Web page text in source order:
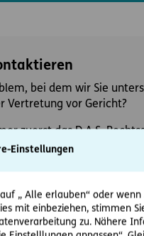
Einstellungen
„ Alle erlauben“ oder
mit einbeziehen, stimmen
zu. Nähere
bei dem wir Sie
Vertretung vor Gericht?
zuerst das D.A.S.